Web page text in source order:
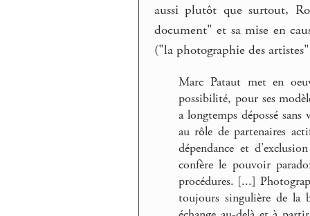
aussi plutôt que surtout,
document" et sa mise en
("la photographie des
Marc Pataut met en
possibilité, pour ses
a longtemps dépossé sans
au rôle de partenaires
dépendance et
confère le pouvoir
procédures. [...]
toujours singulière de la